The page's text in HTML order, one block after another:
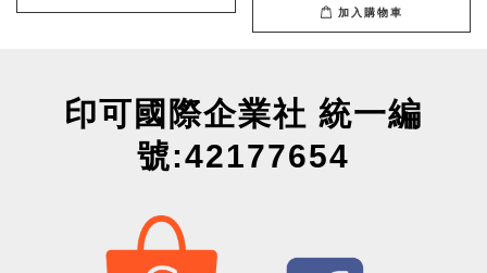
加入購物車
印可國際企業社 統一編
號:42177654